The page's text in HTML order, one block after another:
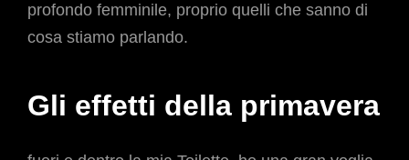
profondo femminile, proprio quelli che sanno di
cosa stiamo parlando.
Gli effetti della primavera